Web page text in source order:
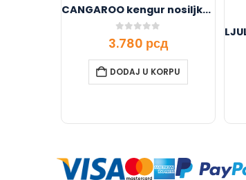
CANGAROO kengur nosiljka – Grey
0out of 5
3.780 рсд
DODAJ U KORPU